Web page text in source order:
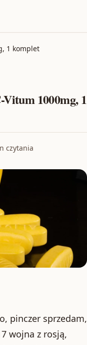
1 komplet
1000mg, 1
czytania
pinczer sprzedam,
wojna z rosją,